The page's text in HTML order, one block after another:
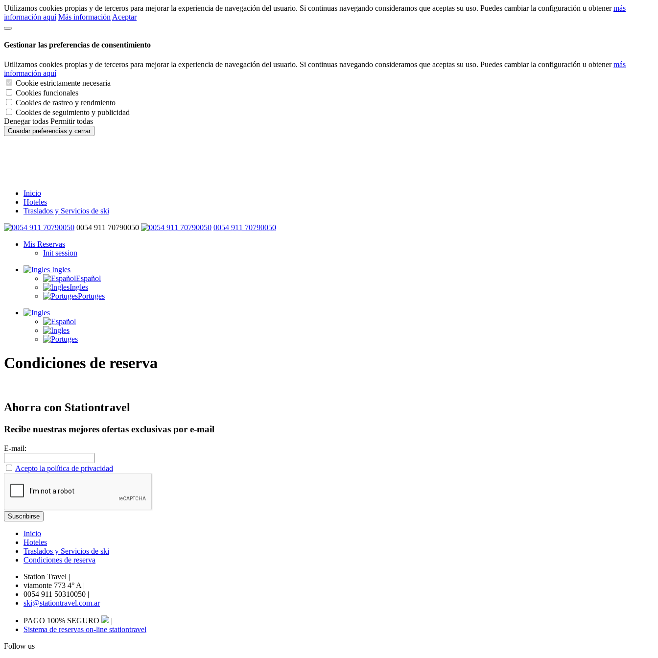
Utilizamos cookies propias y de terceros para mejorar la experiencia de navegación del usuario. Si continuas navegando consideramos que aceptas su uso. Puedes cambiar la configuración u obtenermás
información aquí Más información Aceptar
Gestionar las preferencias de consentimiento
Utilizamos cookies propias y de terceros para mejorar la experiencia de navegación del usuario. Si continuas navegando consideramos que aceptas su uso. Puedes cambiar la configuración u obtenermás
información aquí
Cookie estrictamente necesaria
Cookies funcionales
Cookies de rastreo y rendmiento
Cookies de seguimiento y publicidad
Denegar todas Permitir todas
Guardar preferencias y cerrar
Inicio
Hoteles
Traslados y Servicios de ski
0054 911 70790050
0054 911 70790050
Mis Reservas
Init session
Ingles
Español
Ingles
Portuges
Condiciones de reserva
Ahorra con Stationtravel
Recibe nuestras mejores ofertas exclusivas por e-mail
E-mail:
Acepto la política de privacidad
Inicio
Hoteles
Traslados y Servicios de ski
Condiciones de reserva
Station Travel |
viamonte 773 4° A |
0054 911 50310050 |
ski@stationtravel.com.ar
PAGO 100% SEGURO
|
Sistema de reservas on-line stationtravel
Follow us